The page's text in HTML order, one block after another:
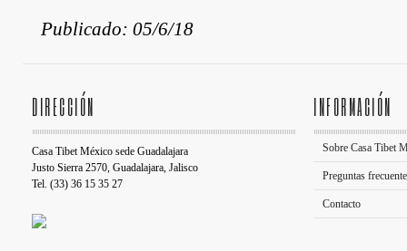
Publicado: 05/6/18
DIRECCIÓN
Casa Tibet México sede Guadalajara
Justo Sierra 2570, Guadalajara, Jalisco
Tel. (33) 36 15 35 27
INFORMACIÓN
Sobre Casa Tibet
Preguntas
Contacto